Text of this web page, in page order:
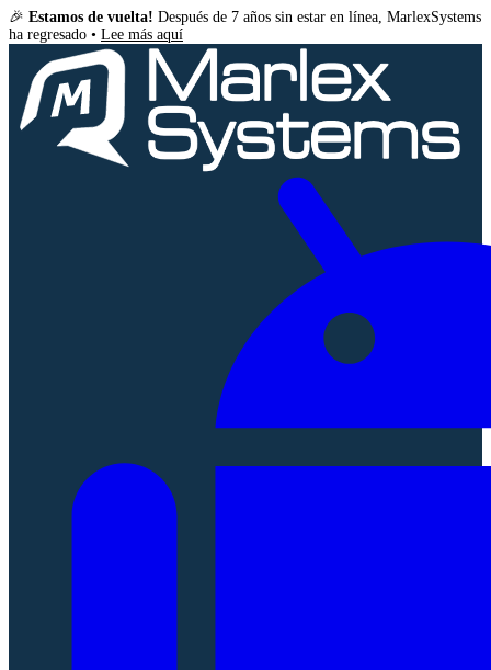
🎉 Estamos de vuelta! Después de 7 años sin estar en línea, MarlexSystems
ha regresado • Lee más aquí